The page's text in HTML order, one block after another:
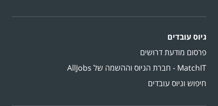
גיוס עובדים
פרסום מודעת דרושים
MatchIT - חברת הגיוס וההשמה של AllJobs
חיפוש וגיוס עובדים